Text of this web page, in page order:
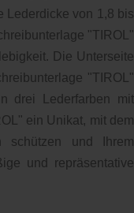
Lederdicke von 1,8 bis
"TIROL"
Die Unterseite
"TIROL"
drei Lederfarben mit
ein Unikat, mit dem
schützen und Ihrem
und repräsentative